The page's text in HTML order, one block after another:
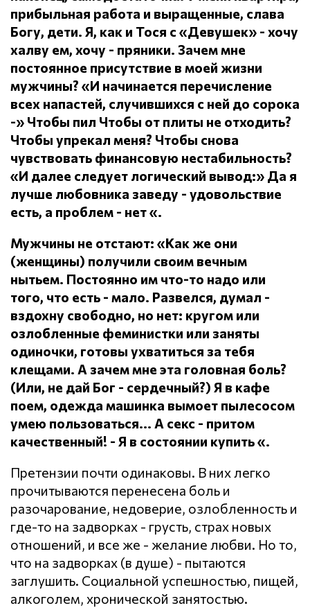
прибыльная работа и выращенные, слава
Богу, дети. Я, как и Тося с «Девушек» - хочу
халву ем, хочу - пряники. Зачем мне
постоянное присутствие в моей жизни
мужчины? «И начинается перечисление
всех напастей, случившихся с ней до сорока
-» Чтобы пил Чтобы от плиты не отходить?
Чтобы упрекал меня? Чтобы снова
чувствовать финансовую нестабильность?
«И далее следует логический вывод:» Да я
лучше любовника заведу - удовольствие
есть, а проблем - нет «.
Мужчины не отстают: «Как же они
(женщины) получили своим вечным
нытьем. Постоянно им что-то надо или
того, что есть - мало. Развелся, думал -
вздохну свободно, но нет: кругом или
озлобленные феминистки или заняты
одиночки, готовы ухватиться за тебя
клещами. А зачем мне эта головная боль?
(Или, не дай Бог - сердечный?) Я в кафе
поем, одежда машинка вымоет пылесосом
умею пользоваться... А секс - притом
качественный! - Я в состоянии купить «.
Претензии почти одинаковы. В них легко
прочитываются перенесена боль и
разочарование, недоверие, озлобленность и
где-то на задворках - грусть, страх новых
отношений, и все же - желание любви. Но то,
что на задворках (в душе) - пытаются
заглушить. Социальной успешностью, пищей,
алкоголем, хронической занятостью.